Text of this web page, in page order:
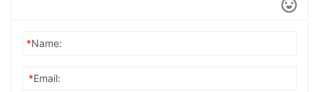
*Name:
*Email: